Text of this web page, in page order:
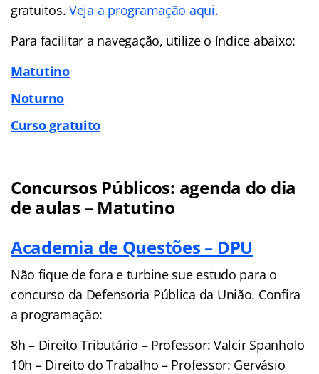
gratuitos.Veja a programação aqui.
Para facilitar a navegação, utilize o índice abaixo:
Matutino
Noturno
Curso gratuito
Concursos Públicos: agenda do dia
de aulas – Matutino
Academia de Questões – DPU
Não fique de fora e turbine sue estudo para o
concurso da Defensoria Pública da União. Confira
a programação:
8h – Direito Tributário – Professor: Valcir Spanholo
10h – Direito do Trabalho – Professor: Gervásio